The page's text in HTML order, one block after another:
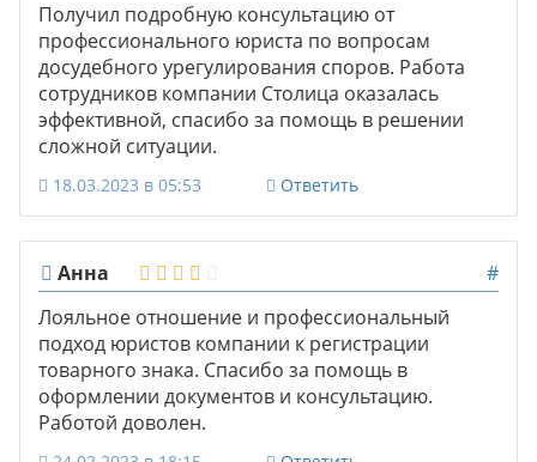
Получил подробную консультацию от
профессионального юриста по вопросам
досудебного урегулирования споров. Работа
сотрудников компании Столица оказалась
эффективной, спасибо за помощь в решении
сложной ситуации.
18.03.2023 в 05:53 Ответить
Анна
#
Лояльное отношение и профессиональный
подход юристов компании к регистрации
товарного знака. Спасибо за помощь в
оформлении документов и консультацию.
Работой доволен.